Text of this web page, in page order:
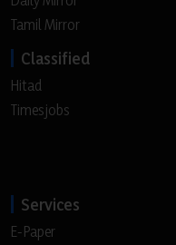
Tamil Mirror
Classified
Hitad
Timesjobs
Services
E-Paper